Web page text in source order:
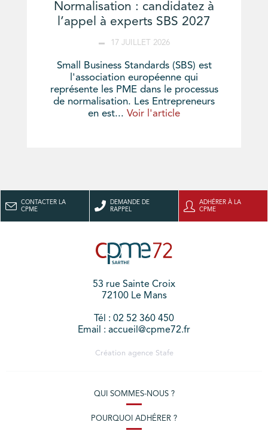
Normalisation : candidatez à
l’appel à experts SBS 2027
17 JUILLET 2026
Small Business Standards (SBS) est
l'association européenne qui
représente les PME dans le processus
de normalisation. Les Entrepreneurs
en est... Voir l'article
CONTACTER LA
CPME
DEMANDE DE
RAPPEL
ADHÉRER À LA
CPME
53 rue Sainte Croix
72100 Le Mans
Tél : 02 52 360 450
Email : accueil@cpme72.fr
Création agence Stafe
QUI SOMMES-NOUS ?
POURQUOI ADHÉRER ?